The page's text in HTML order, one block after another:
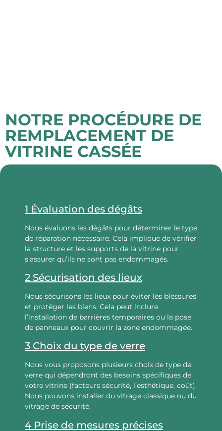
NOTRE PROCÉDURE DE
REMPLACEMENT DE
VITRINE CASSÉE
1 Évaluation des dégâts
Nous évaluons les dégâts pour déterminer le type
de réparation nécessaire. Cela implique de vérifier
la structure et les supports de la vitrine pour
s’assurer qu’ils ne sont pas endommagés.
2 Sécurisation des lieux
Nous sécurisons les lieux pour éviter les blessures
et protéger les biens. Cela peut inclure
l’installation de barrières temporaires ou la pose
de panneaux pour couvrir la zone endommagée.
3 Choix du type de verre
Nous vous proposons plusieurs choix de type de
verre qui dépendront des besoins spécifiques de
votre vitrine (facteurs sécurité, l’esthétique, coût).
Nous pouvons installer du vitrage classique ou du
vitrage de sécurité.
4 Prise de mesures précises